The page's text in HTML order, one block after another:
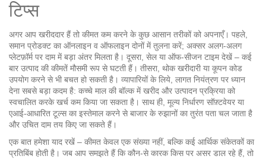
टिप्स
अगर आप खरीददार हैं तो कीमत कम करने के कुछ आसान तरीकों को अपनाएँ। पहले,
समान प्रोडक्ट का ऑनलाइन व ऑफलाइन दोनों में तुलना करें; अक्सर अलग-अलग
प्लेटफ़ॉर्म पर दाम में बड़ा अंतर मिलता है। दूसरा, सेल या ऑफ‑सीजन टाइम देखें – कई
बार उत्पाद की कीमतें मौसमी रूप से घटती हैं। तीसरा, थोक खरीदारी या कूपन कोड
उपयोग करने से भी बचत हो सकती है। व्यापारियों के लिये, लागत नियंत्रण पर ध्यान
देना सबसे बड़ा कदम है: कच्चे माल की बॉल्क में खरीद और उत्पादन प्रक्रिया को
स्वचालित करके खर्च कम किया जा सकता है। साथ ही, मूल्य निर्धारण सॉफ़्टवेयर या
एआई‑आधारित टूल्स का इस्तेमाल करने से बाजार के रुझानों का तुरंत पता चल जाता है
और उचित दाम तय किए जा सकते हैं।
एक बात हमेशा याद रखें – कीमत केवल एक संख्या नहीं, बल्कि कई आर्थिक संकेतकों का
प्रतिबिंब होती है। जब आप समझते हैं कि कौन‑से कारक किस पर असर डाल रहे हैं, तो